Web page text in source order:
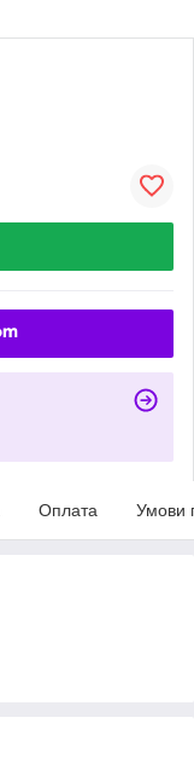
Оплата Умови